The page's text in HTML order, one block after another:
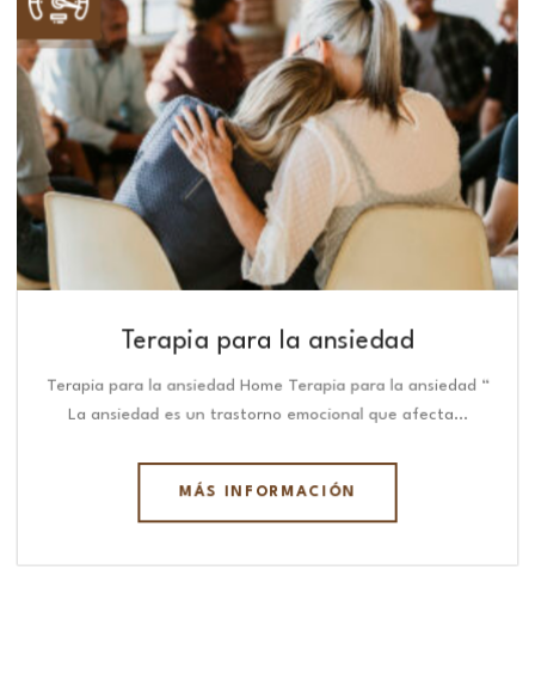
Terapia para la ansiedad
Terapia para la ansiedad Home Terapia para la ansiedad “
La ansiedad es un trastorno emocional que afecta…
MÁS INFORMACIÓN